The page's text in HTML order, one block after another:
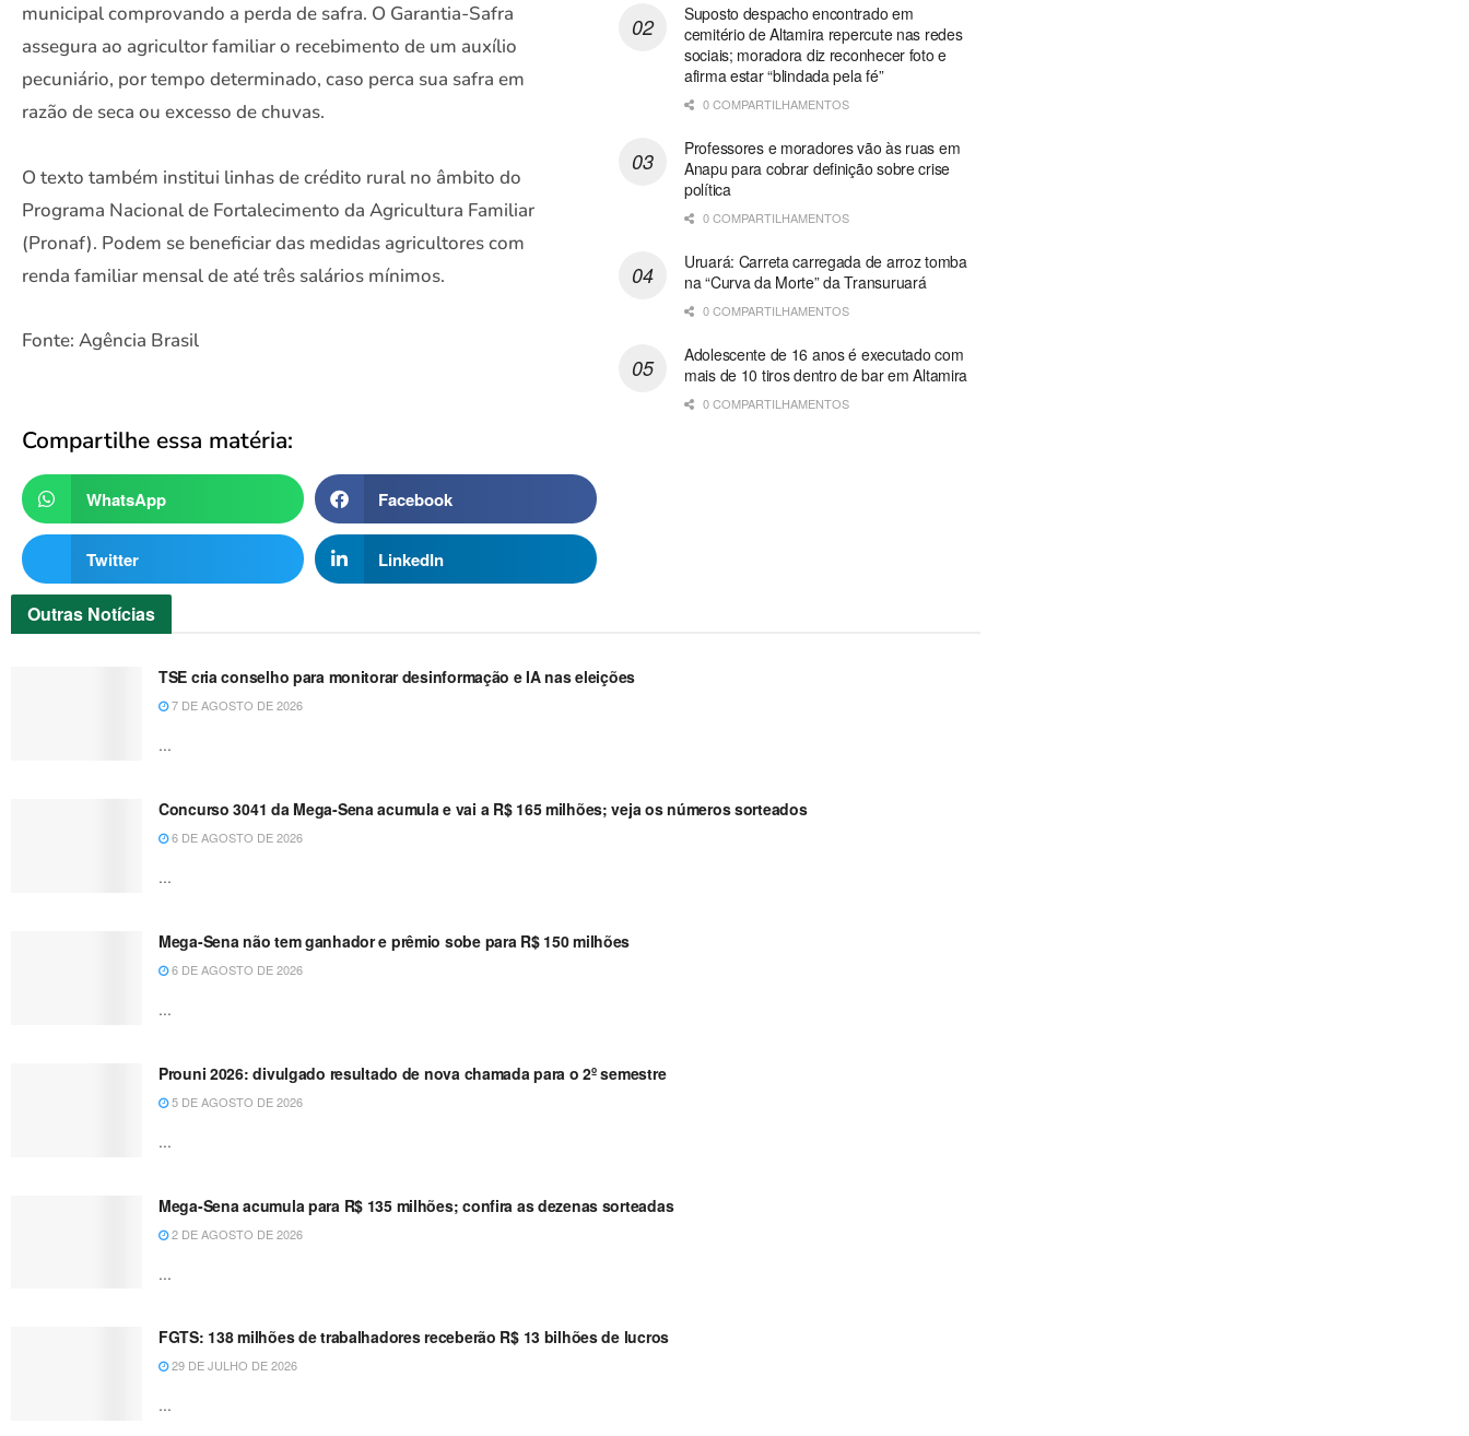
municipal comprovando a perda de safra. O Garantia-Safra
assegura ao agricultor familiar o recebimento de um auxílio
pecuniário, por tempo determinado, caso perca sua safra em
razão de seca ou excesso de chuvas.
O texto também institui linhas de crédito rural no âmbito do
Programa Nacional de Fortalecimento da Agricultura Familiar
(Pronaf). Podem se beneficiar das medidas agricultores com
renda familiar mensal de até três salários mínimos.
Fonte: Agência Brasil
Compartilhe essa matéria:
WhatsApp Facebook
Twitter LinkedIn
Suposto despacho encontrado em
cemitério de Altamira repercute nas redes
sociais; moradora diz reconhecer foto e
afirma estar “blindada pela fé”
0 COMPARTILHAMENTOS
Professores e moradores vão às ruas em
Anapu para cobrar definição sobre crise
política
0 COMPARTILHAMENTOS
Uruará: Carreta carregada de arroz tomba
na “Curva da Morte” da Transuruará
0 COMPARTILHAMENTOS
Adolescente de 16 anos é executado com
mais de 10 tiros dentro de bar em Altamira
0 COMPARTILHAMENTOS
Outras Notícias
TSE cria conselho para monitorar desinformação e IA nas eleições
7 DE AGOSTO DE 2026
...
Concurso 3041 da Mega-Sena acumula e vai a R$ 165 milhões; veja os números sorteados
6 DE AGOSTO DE 2026
...
Mega-Sena não tem ganhador e prêmio sobe para R$ 150 milhões
6 DE AGOSTO DE 2026
...
Prouni 2026: divulgado resultado de nova chamada para o 2º semestre
5 DE AGOSTO DE 2026
...
Mega-Sena acumula para R$ 135 milhões; confira as dezenas sorteadas
2 DE AGOSTO DE 2026
...
FGTS: 138 milhões de trabalhadores receberão R$ 13 bilhões de lucros
29 DE JULHO DE 2026
...